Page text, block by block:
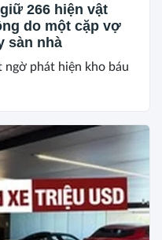
266 hiện vật
do một cặp vợ
sàn nhà
phát hiện kho báu